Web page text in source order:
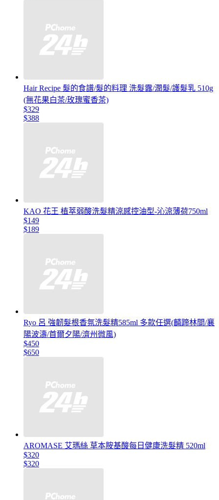
Hair Recipe 髮的食譜/髮的料理 洗髮露/潤髮/護髮乳 510g
(無花果白茶/玫瑰蜜香茶)
$329
$388
KAO 花王 植萃弱酸洗髮精涼感控油型-沁涼薄荷750ml
$149
$189
Ryo 呂 強韌髮根香氛洗髮精585ml 多款任選(麟蹄林間/襄
陽波濤/首爾夕陽/濟州微風)
$450
$650
AROMASE 艾瑪絲 草本胺基酸每日健康洗髮精 520ml
$320
$320